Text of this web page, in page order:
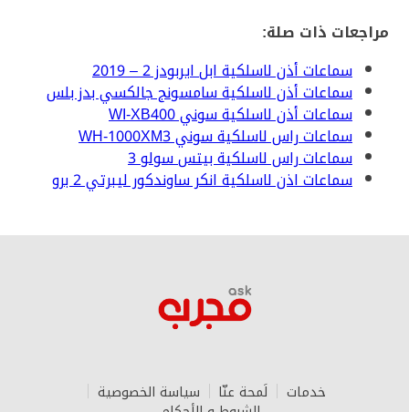
مراجعات ذات صلة:
سماعات أذن لاسلكية ابل ايربودز 2 – 2019
سماعات أذن لاسلكية سامسونج جالكسي بدز بلس
سماعات أذن لاسلكية سوني WI-XB400
سماعات راس لاسلكية سوني WH-1000XM3
سماعات راس لاسلكية بيتس سولو 3
سماعات اذن لاسلكية انكر ساوندكور ليبرتي 2 برو
خدمات لَمحة عنّا‎ سياسة الخصوصية